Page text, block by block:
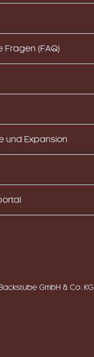
Fragen (FAQ)
und Expansion
GmbH & Co. KG